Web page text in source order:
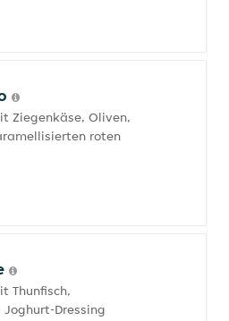
Ziegenkäse, Oliven,
roten
Thunfisch,
Joghurt-Dressing